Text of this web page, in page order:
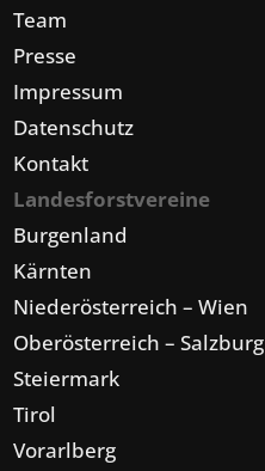
Team
Presse
Impressum
Datenschutz
Kontakt
Landesforstvereine
Burgenland
Kärnten
Niederösterreich – Wien
Oberösterreich – Salzburg
Steiermark
Tirol
Vorarlberg